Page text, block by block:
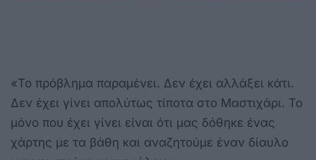
«Το πρόβλημα παραμένει. Δεν έχει αλλάξει κάτι.
Δεν έχει γίνει απολύτως τίποτα στο Μαστιχάρι. Το
μόνο που έχει γίνει είναι ότι μας δόθηκε ένας
χάρτης με τα βάθη και αναζητούμε έναν δίαυλο